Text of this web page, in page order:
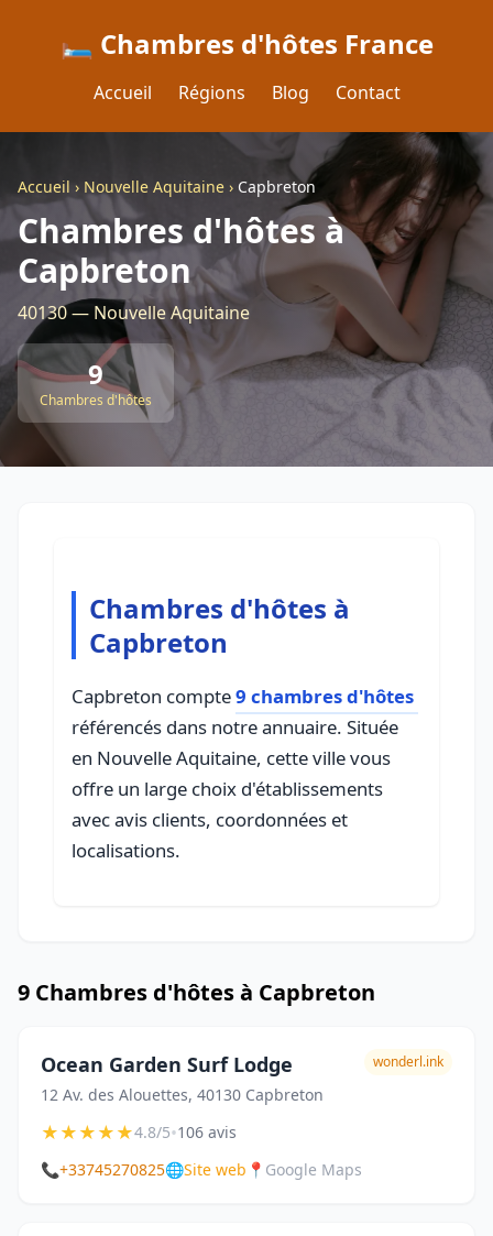
🛏️ Chambres d'hôtes France
Accueil Régions Blog Contact
Accueil › Nouvelle Aquitaine › Capbreton
Chambres d'hôtes à
Capbreton
40130 — Nouvelle Aquitaine
9
Chambres d'hôtes
Chambres d'hôtes à
Capbreton
Capbreton compte9 chambres d'hôtes
référencés dans notre annuaire. Située
en Nouvelle Aquitaine, cette ville vous
offre un large choix d'établissements
avec avis clients, coordonnées et
localisations.
9 Chambres d'hôtes à Capbreton
Ocean Garden Surf Lodge
12 Av. des Alouettes, 40130 Capbreton
wonderl.ink
★★★★★4.8/5•106 avis
📞+33745270825🌐Site web 📍 Google Maps